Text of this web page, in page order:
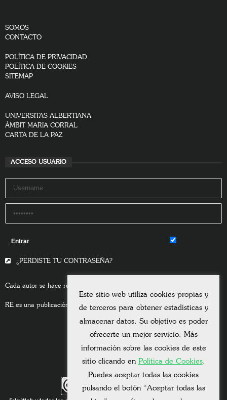
SOMOS
CONTACTO
POLÍTICA DE PRIVACIDAD
POLÍTICA DE COOKIES
SITEMAP
AVISO LEGAL
UNIVERSITAS ALBERTIANA
ÀMBIT MARIA CORRAL
CARTA DE LA PAZ
ACCESO USUARIO
¿PERDISTE TU CONTRASEÑA?
Cada autor se hace responsable del contenido de sus escritos.
RE es una publicación asociada a la Universitas Albertiana.
Este sitio web utiliza cookies propias y
de terceros para obtener estadísticas y
almacenar datos. Su objetivo es poder
ofrecerte un mejor servicio. Más
información sobre las cookies de este
sitio clicando en Política de Cookies.
Puedes aceptar todas las cookies
pulsando el botón “Aceptar todas las